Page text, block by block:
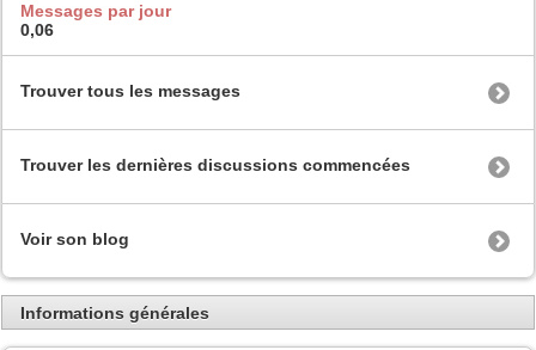
Messages par jour
0,06
Trouver tous les messages
Trouver les dernières discussions commencées
Voir son blog
Informations générales